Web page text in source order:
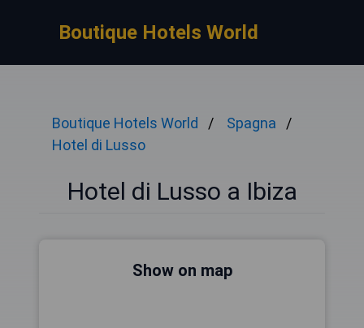
Boutique Hotels World
Boutique Hotels World
Spagna
Hotel di Lusso
Hotel di Lusso a Ibiza
Show on map